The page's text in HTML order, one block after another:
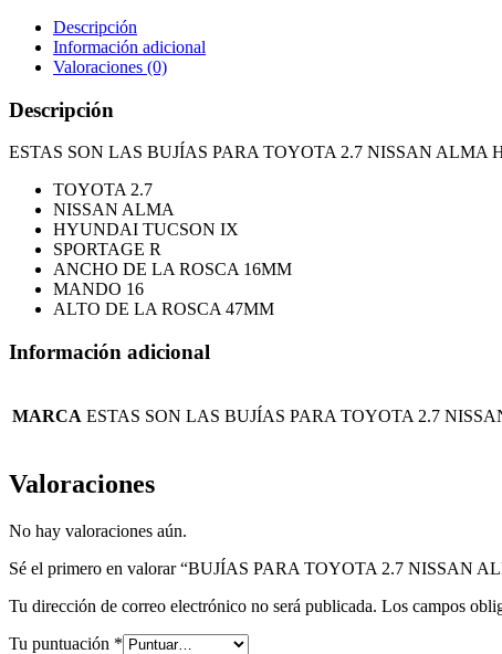
Descripción
Información adicional
Valoraciones (0)
Descripción
ESTAS SON LAS BUJÍAS PARA TOYOTA 2.7 NISSAN ALMA
TOYOTA 2.7
NISSAN ALMA
HYUNDAI TUCSON IX
SPORTAGE R
ANCHO DE LA ROSCA 16MM
MANDO 16
ALTO DE LA ROSCA 47MM
Información adicional
MARCA ESTAS SON LAS BUJÍAS PARA TOYOTA 2.7
Valoraciones
No hay valoraciones aún.
Sé el primero en valorar “BUJÍAS PARA TOYOTA 2.7 NISSAN
Tu dirección de correo electrónico no será publicada. Los campos
Tu puntuación *